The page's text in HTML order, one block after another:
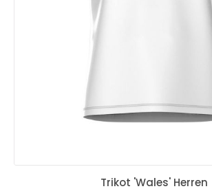
Trikot 'Wales' Herren